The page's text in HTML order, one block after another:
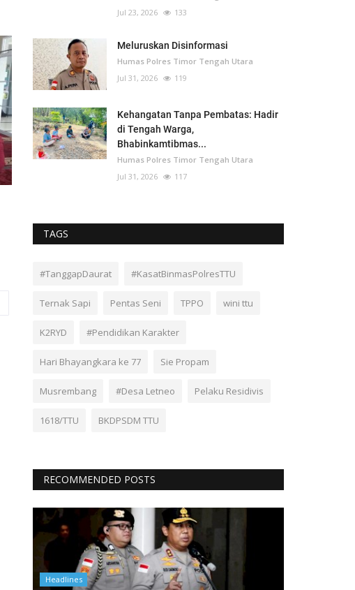
Jul 23, 2026
133
Meluruskan Disinformasi
Humas Polres Timor Tengah Utara
Jul 31, 2026
119
Kehangatan Tanpa Pembatas: Hadir
di Tengah Warga,
Bhabinkamtibmas...
Humas Polres Timor Tengah Utara
Jul 31, 2026
117
TAGS
#TanggapDaurat #KasatBinmasPolresTTU
Ternak Sapi Pentas Seni TPPO wini ttu
K2RYD #Pendidikan Karakter
Hari Bhayangkara ke 77 Sie Propam
Musrembang #Desa Letneo Pelaku Residivis
1618/TTU BKDPSDM TTU
RECOMMENDED POSTS
Headlines